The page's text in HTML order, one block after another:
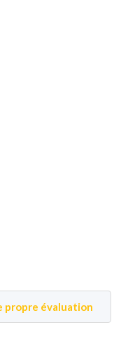
propre évaluation